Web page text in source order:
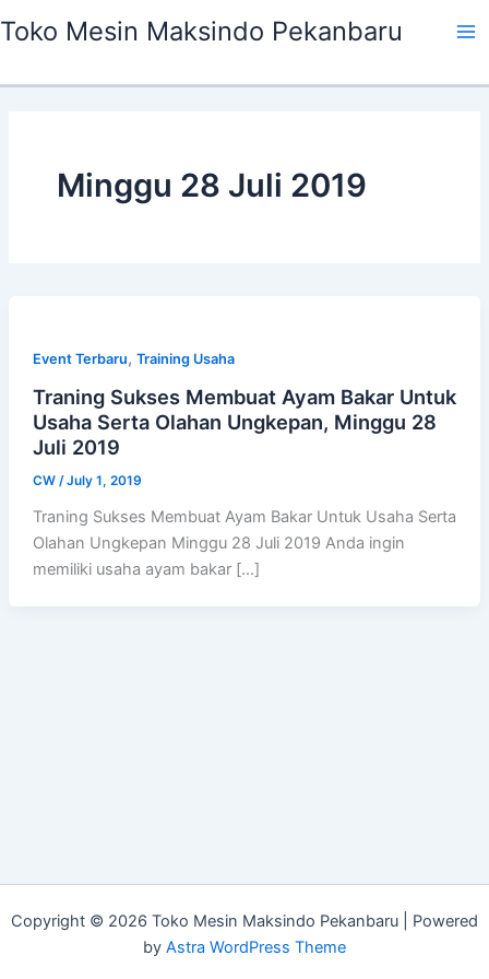
to
Toko Mesin Maksindo Pekanbaru
Minggu 28 Juli 2019
Event Terbaru, Training Usaha
Traning Sukses Membuat Ayam Bakar Untuk
Usaha Serta Olahan Ungkepan, Minggu 28
Juli 2019
CW /July 1, 2019
Traning Sukses Membuat Ayam Bakar Untuk Usaha Serta
Olahan Ungkepan Minggu 28 Juli 2019 Anda ingin
memiliki usaha ayam bakar […]
Copyright © 2026 Toko Mesin Maksindo Pekanbaru | Powered
by Astra WordPress Theme